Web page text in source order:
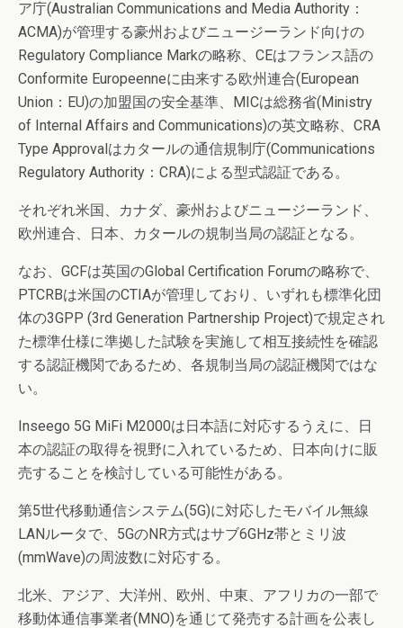
ア庁(Australian Communications and Media Authority：
ACMA)が管理する豪州およびニュージーランド向けの
Regulatory Compliance Markの略称、CEはフランス語の
Conformite Europeenneに由来する欧州連合(European
Union：EU)の加盟国の安全基準、MICは総務省(Ministry
of Internal Affairs and Communications)の英文略称、CRA
Type Approvalはカタールの通信規制庁(Communications
Regulatory Authority：CRA)による型式認証である。
それぞれ米国、カナダ、豪州およびニュージーランド、
欧州連合、日本、カタールの規制当局の認証となる。
なお、GCFは英国のGlobal Certification Forumの略称で、
PTCRBは米国のCTIAが管理しており、いずれも標準化団
体の3GPP (3rd Generation Partnership Project)で規定され
た標準仕様に準拠した試験を実施して相互接続性を確認
する認証機関であるため、各規制当局の認証機関ではな
い。
Inseego 5G MiFi M2000は日本語に対応するうえに、日
本の認証の取得を視野に入れているため、日本向けに販
売することを検討している可能性がある。
第5世代移動通信システム(5G)に対応したモバイル無線
LANルータで、5GのNR方式はサブ6GHz帯とミリ波
(mmWave)の周波数に対応する。
北米、アジア、大洋州、欧州、中東、アフリカの一部で
移動体通信事業者(MNO)を通じて発売する計画を公表し